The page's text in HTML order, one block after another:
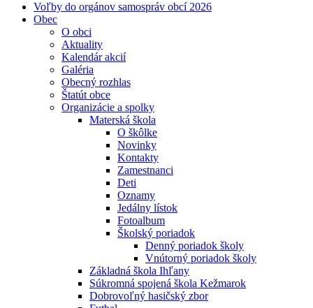
Voľby do orgánov samospráv obcí 2026
Obec
O obci
Aktuality
Kalendár akcií
Galéria
Obecný rozhlas
Štatút obce
Organizácie a spolky
Materská škola
O škôlke
Novinky
Kontakty
Zamestnanci
Deti
Oznamy
Jedálny lístok
Fotoalbum
Školský poriadok
Denný poriadok školy
Vnútorný poriadok školy
Základná škola Ihľany
Súkromná spojená škola Kežmarok
Dobrovoľný hasičský zbor